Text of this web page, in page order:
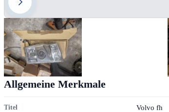
Allgemeine Merkmale
Titel Volvo fh